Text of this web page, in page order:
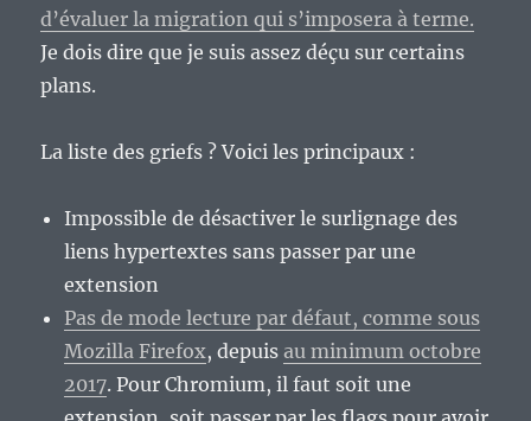
d’évaluer la migration qui s’imposera à terme.
Je dois dire que je suis assez déçu sur certains
plans.
La liste des griefs ? Voici les principaux :
Impossible de désactiver le surlignage des
liens hypertextes sans passer par une
extension
Pas de mode lecture par défaut, comme sous
Mozilla Firefox, depuisau minimum octobre
2017. Pour Chromium, il faut soit une